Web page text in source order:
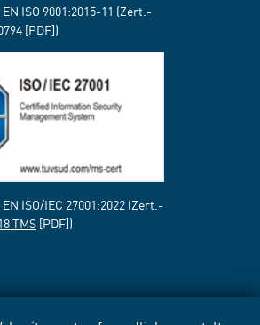
ISO 9001:2015-11 (Zert.-
[PDF])
ISO/IEC 27001:2022 (Zert.-
TMS[PDF])